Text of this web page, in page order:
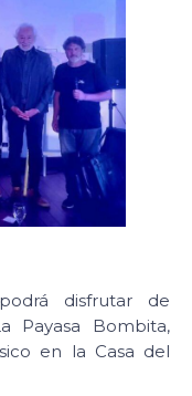
disfrutar de
Payasa Bombita,
en la Casa del